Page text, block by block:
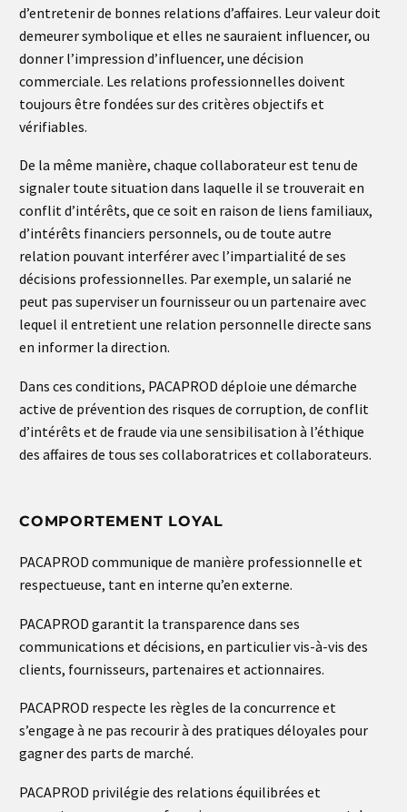
d’entretenir de bonnes relations d’affaires. Leur valeur doit
demeurer symbolique et elles ne sauraient influencer, ou
donner l’impression d’influencer, une décision
commerciale. Les relations professionnelles doivent
toujours être fondées sur des critères objectifs et
vérifiables.
De la même manière, chaque collaborateur est tenu de
signaler toute situation dans laquelle il se trouverait en
conflit d’intérêts, que ce soit en raison de liens familiaux,
d’intérêts financiers personnels, ou de toute autre
relation pouvant interférer avec l’impartialité de ses
décisions professionnelles. Par exemple, un salarié ne
peut pas superviser un fournisseur ou un partenaire avec
lequel il entretient une relation personnelle directe sans
en informer la direction.
Dans ces conditions, PACAPROD déploie une démarche
active de prévention des risques de corruption, de conflit
d’intérêts et de fraude via une sensibilisation à l’éthique
des affaires de tous ses collaboratrices et collaborateurs.
COMPORTEMENT LOYAL
PACAPROD communique de manière professionnelle et
respectueuse, tant en interne qu’en externe.
PACAPROD garantit la transparence dans ses
communications et décisions, en particulier vis-à-vis des
clients, fournisseurs, partenaires et actionnaires.
PACAPROD respecte les règles de la concurrence et
s’engage à ne pas recourir à des pratiques déloyales pour
gagner des parts de marché.
PACAPROD privilégie des relations équilibrées et